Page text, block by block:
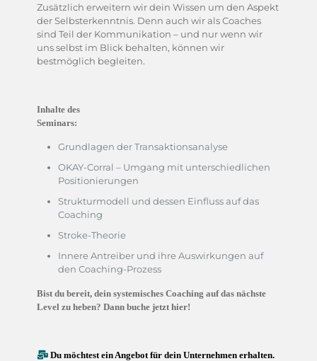
Zusätzlich erweitern wir dein Wissen um den Aspekt
der Selbsterkenntnis. Denn auch wir als Coaches
sind Teil der Kommunikation – und nur wenn wir
uns selbst im Blick behalten, können wir
bestmöglich begleiten.
Inhalte des
Seminars:
Grundlagen der Transaktionsanalyse
OKAY-Corral – Umgang mit unterschiedlichen
Positionierungen
Strukturmodell und dessen Einfluss auf das
Coaching
Stroke-Theorie
Innere Antreiber und ihre Auswirkungen auf
den Coaching-Prozess
Bist du bereit, dein systemisches Coaching auf das nächste
Level zu heben? Dann buche jetzt hier!
Du möchtest ein Angebot für dein Unternehmen erhalten.